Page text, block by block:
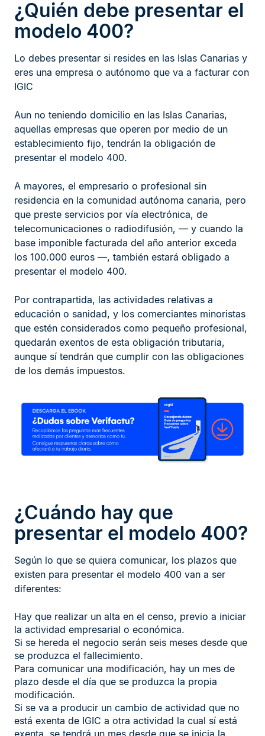
¿Quién debe presentar el
modelo 400?
Lo debes presentar si resides en las Islas Canarias y
eres una empresa o autónomo que va a facturar con
IGIC
Aun no teniendo domicilio en las Islas Canarias,
aquellas empresas que operen por medio de un
establecimiento fijo, tendrán la obligación de
presentar el modelo 400.
A mayores, el empresario o profesional sin
residencia en la comunidad autónoma canaria, pero
que preste servicios por vía electrónica, de
telecomunicaciones o radiodifusión, — y cuando la
base imponible facturada del año anterior exceda
los 100.000 euros —, también estará obligado a
presentar el modelo 400.
Por contrapartida, las actividades relativas a
educación o sanidad, y los comerciantes minoristas
que estén considerados como pequeño profesional,
quedarán exentos de esta obligación tributaria,
aunque sí tendrán que cumplir con las obligaciones
de los demás impuestos.
¿Cuándo hay que
presentar el modelo 400?
Según lo que se quiera comunicar, los plazos que
existen para presentar el modelo 400 van a ser
diferentes:
Hay que realizar un alta en el censo, previo a iniciar
la actividad empresarial o económica.
Si se hereda el negocio serán seis meses desde que
se produzca el fallecimiento.
Para comunicar una modificación, hay un mes de
plazo desde el día que se produzca la propia
modificación.
Si se va a producir un cambio de actividad que no
está exenta de IGIC a otra actividad la cual sí está